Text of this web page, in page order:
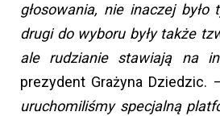
głosowania, nie inaczej
drugi do wyboru były także
ale rudzianie stawiają na
prezydent Grażyna Dziedzic.
uruchomiliśmy specjalną